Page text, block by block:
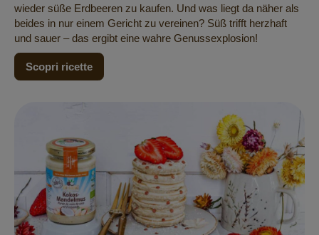
wieder süße Erdbeeren zu kaufen. Und was liegt da näher als
beides in nur einem Gericht zu vereinen? Süß trifft herzhaft
und sauer – das ergibt eine wahre Genussexplosion!
Scopri ricette